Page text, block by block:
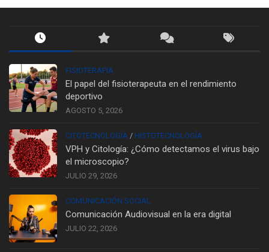
FISIOTERAPIA
El papel del fisioterapeuta en el rendimiento
deportivo
AGOSTO 5, 2026
CITOTECNOLOGÍA / HISTOTECNOLOGÍA
VPH y Citología: ¿Cómo detectamos el virus bajo
el microscopio?
JULIO 29, 2026
COMUNICACIÓN SOCIAL
Comunicación Audiovisual en la era digital
JULIO 22, 2026